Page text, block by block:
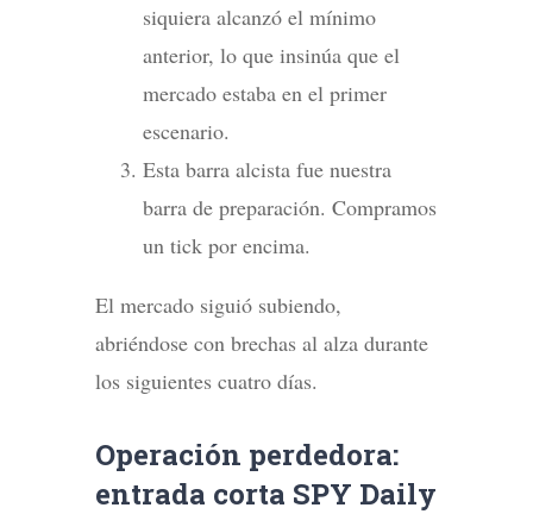
siquiera alcanzó el mínimo
anterior, lo que insinúa que el
mercado estaba en el primer
escenario.
Esta barra alcista fue nuestra
barra de preparación. Compramos
un tick por encima.
El mercado siguió subiendo,
abriéndose con brechas al alza durante
los siguientes cuatro días.
Operación perdedora:
entrada corta SPY Daily